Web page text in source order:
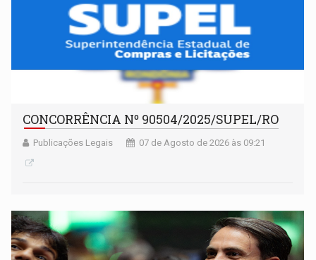
CONCORRÊNCIA Nº 90504/2025/SUPEL/RO
Publicações Legais 07 de Agosto de 2026 às 09:21